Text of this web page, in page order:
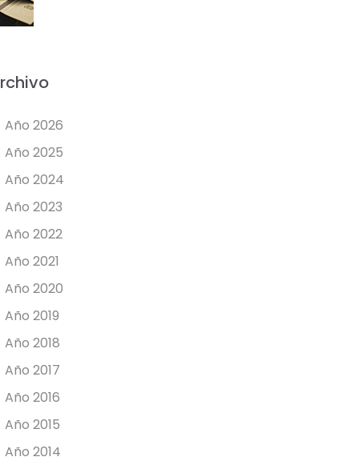
Año 2026
Año 2025
Año 2024
Año 2023
Año 2022
Año 2021
Año 2020
Año 2019
Año 2018
Año 2017
Año 2016
Año 2015
Año 2014